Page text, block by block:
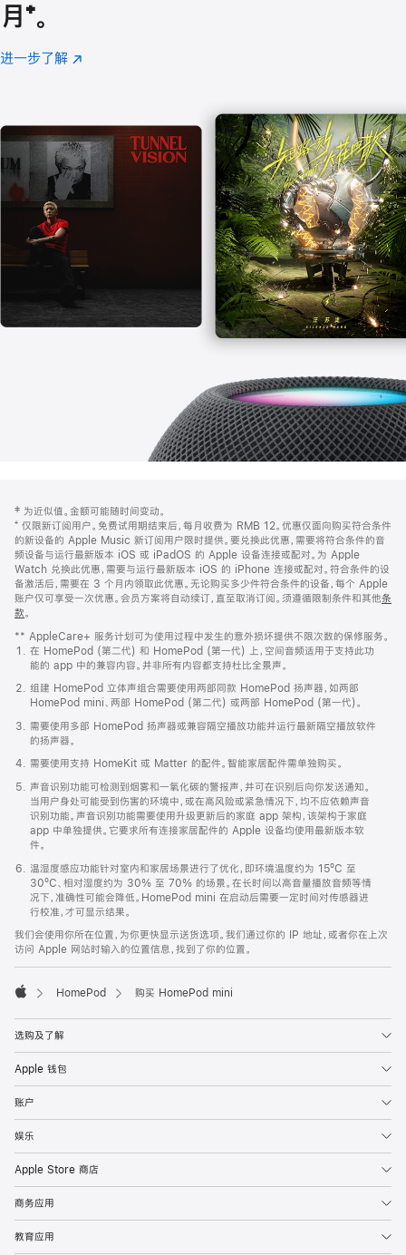
月 脚
注
⁺。
进一步了解 Apple
(在
口
中
打
开)
页
页
脚
注
‡ 为近似值。金额可能随时间变动。
⁺ 仅限新订阅用户。免费试用期结束后，每月收费为 RMB 12。优惠仅面向购买符合条件
的新设备的 Apple Music 新订阅用户限时提供。要兑换此优惠，需要将符合条件的音
频设备与运行最新版本 iOS 或 iPadOS 的 Apple 设备连接或配对。为 Apple
Watch 兑换此优惠，需要与运行最新版本 iOS 的 iPhone 连接或配对。符合条件的设
备激活后，需要在 3 个月内领取此优惠。无论购买多少件符合条件的设备，每个 Apple
账户仅可享受一次优惠。会员方案将自动续订，直至取消订阅。须遵循限制条件和其他条
款。
窗
口
中
打
开)
** AppleCare+ 服务计划可为使用过程中发生的意外损坏提供不限次数的保修服务。
在 HomePod (第二代) 和 HomePod (第一代) 上，空间音频适用于支持此功
能的 app 中的兼容内容。并非所有内容都支持杜比全景声。
组建 HomePod 立体声组合需要使用两部同款 HomePod 扬声器，如两部
HomePod mini、两部 HomePod (第二代) 或两部 HomePod (第一代)。
需要使用多部 HomePod 扬声器或兼容隔空播放功能并运行最新隔空播放软件
的扬声器。
需要使用支持 HomeKit 或 Matter 的配件。智能家居配件需单独购买。
声音识别功能可检测到烟雾和一氧化碳的警报声，并可在识别后向你发送通知。
当用户身处可能受到伤害的环境中，或在高风险或紧急情况下，均不应依赖声音
识别功能。声音识别功能需要使用升级更新后的家庭 app 架构，该架构于家庭
app 中单独提供。它要求所有连接家居配件的 Apple 设备均使用最新版本软
件。
温湿度感应功能针对室内和家居场景进行了优化，即环境温度约为 15ºC 至
30ºC、相对湿度约为 30% 至 70% 的场景。在长时间以高音量播放音频等情
况下，准确性可能会降低。HomePod mini 在启动后需要一定时间对传感器进
行校准，才可显示结果。
我们会使用你所在位置，为你更快显示送货选项。我们通过你的 IP 地址，或者你在上次
访问 Apple 网站时输入的位置信息，找到了你的位置。
HomePod 购买 HomePod mini
选购及了解
Apple 钱包
账户
娱乐
Apple Store 商店
商务应用
教育应用